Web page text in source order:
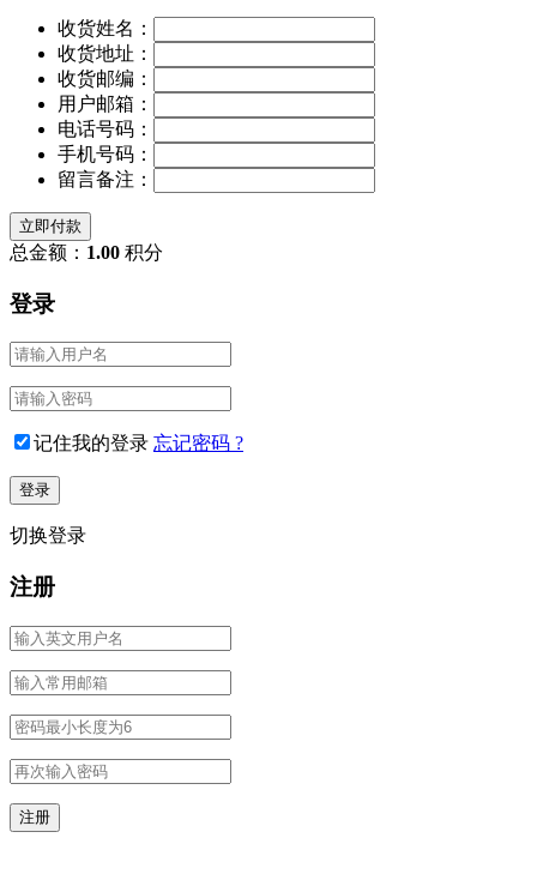
收货姓名：
收货地址：
收货邮编：
用户邮箱：
电话号码：
手机号码：
留言备注：
立即付款
总金额： 1.00 积分
登录
记住我的登录 忘记密码 ?
切换登录
注册